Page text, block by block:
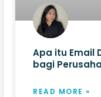
Apa itu Email
bagi
READ MORE »